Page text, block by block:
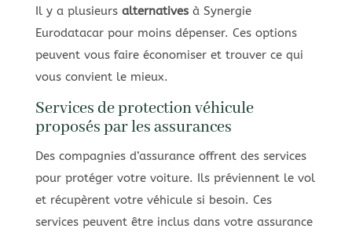
Il y a plusieurs alternativesà Synergie
Eurodatacar pour moins dépenser. Ces options
peuvent vous faire économiser et trouver ce qui
vous convient le mieux.
Services de protection véhicule
proposés par les assurances
Des compagnies d’assurance offrent des services
pour protéger votre voiture. Ils préviennent le vol
et récupèrent votre véhicule si besoin. Ces
services peuvent être inclus dans votre assurance